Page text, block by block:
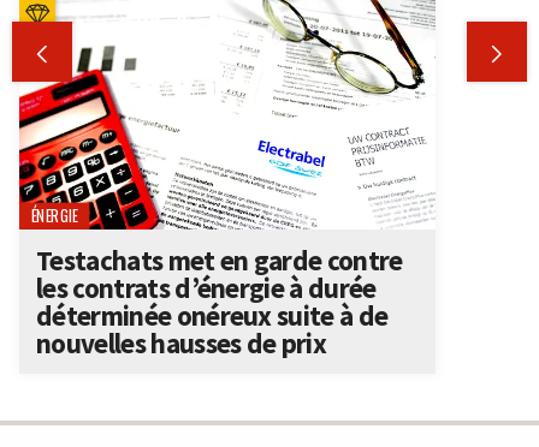
 
ÉNERGIE
Testachats met en garde contre
les contrats d’énergie à durée
déterminée onéreux suite à de
nouvelles hausses de prix